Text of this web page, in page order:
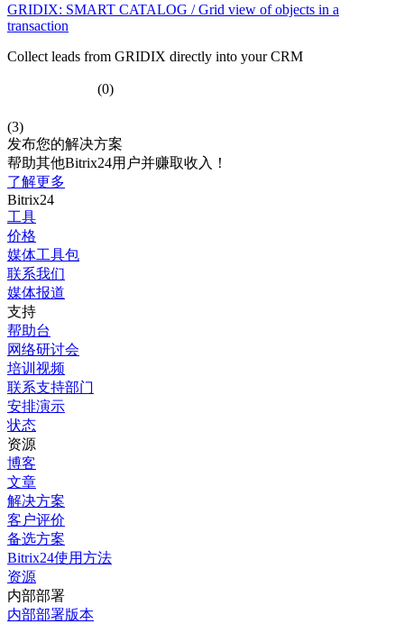
GRIDIX: SMART CATALOG / Grid view of objects in a
transaction
Collect leads from GRIDIX directly into your CRM
(0)
(3)
发布您的解决方案
帮助其他Bitrix24用户并赚取收入！
了解更多
Bitrix24
工具
价格
媒体工具包
联系我们
媒体报道
支持
帮助台
网络研讨会
培训视频
联系支持部门
安排演示
状态
资源
博客
文章
解决方案
客户评价
备选方案
Bitrix24使用方法
资源
内部部署
内部部署版本